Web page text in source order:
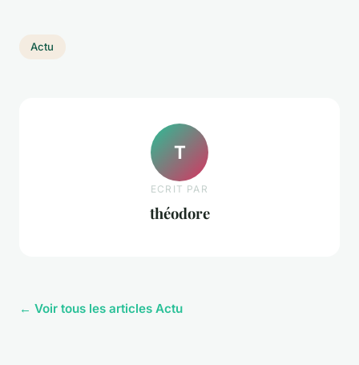
Actu
T
ECRIT PAR
théodore
← Voir tous les articles Actu